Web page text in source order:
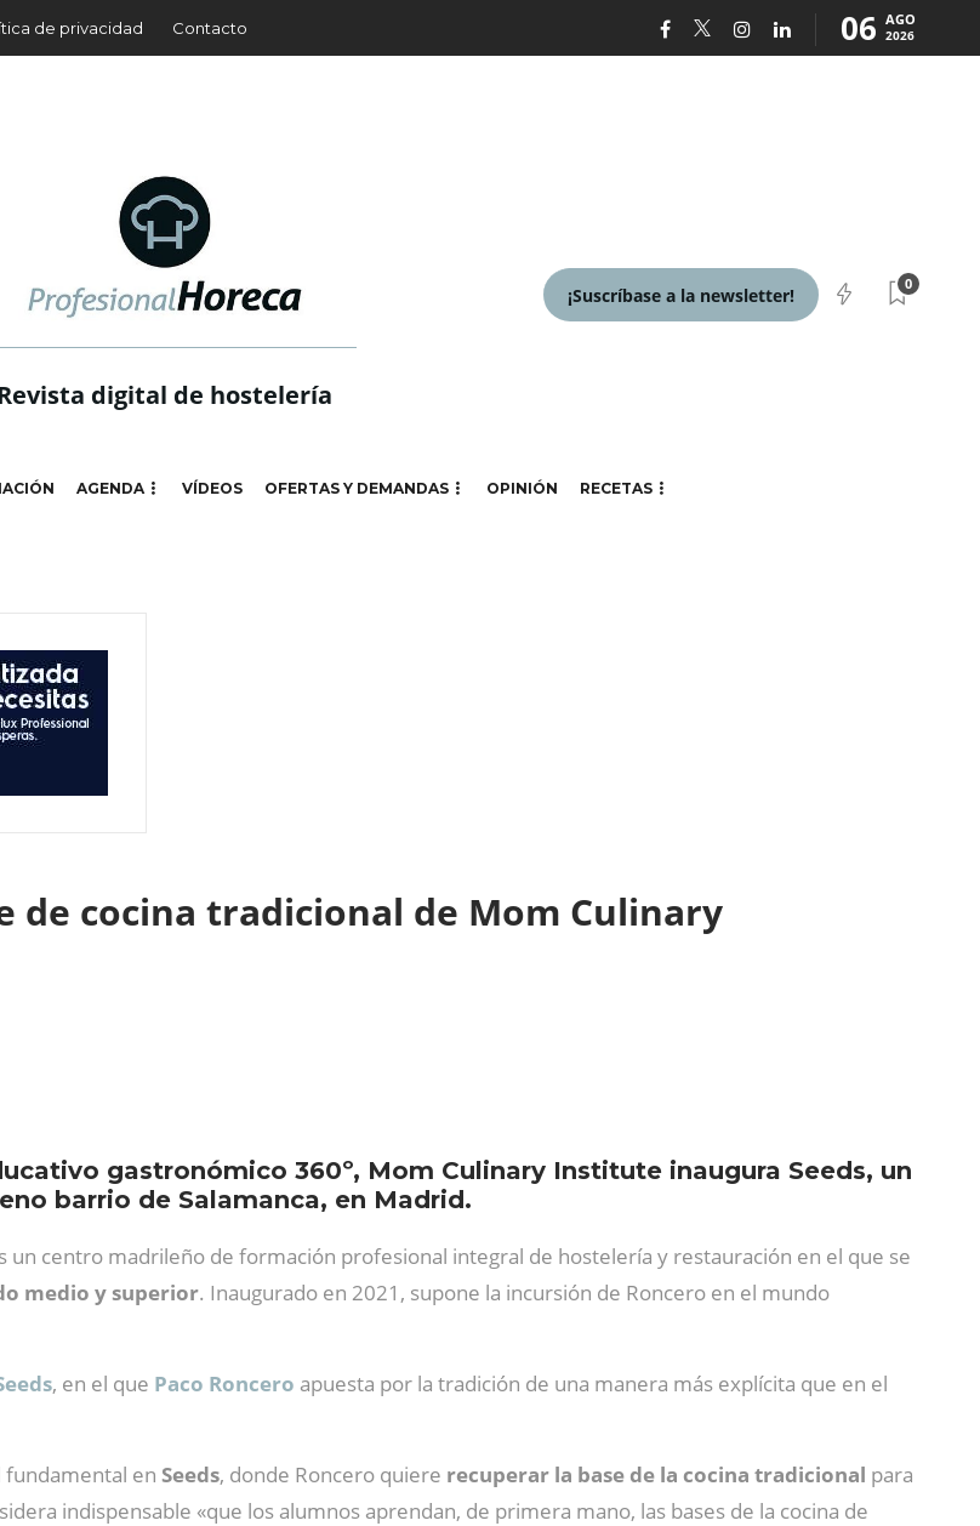
de privacidad Contacto 06 AGO
2026
digital de hostelería
¡Suscríbase a la newsletter!
0
AGENDA VÍDEOS OFERTAS Y DEMANDAS OPINIÓN RECETAS
de cocina tradicional de Mom Culinary
gastronómico 360º, Mom Culinary Institute inaugura Seeds, un
barrio de Salamanca, en Madrid.
un centro madrileño de formación profesional integral de hostelería y restauración en el que se
medio y superior. Inaugurado en 2021, supone la incursión de Roncero en el mundo
, en el que Paco Roncero apuesta por la tradición de una manera más explícita que en el
fundamental en Seeds, donde Roncero quiere recuperar la base de la cocina tradicional para
indispensable «que los alumnos aprendan, de primera mano, las bases de la cocina de